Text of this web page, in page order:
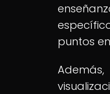
puntos